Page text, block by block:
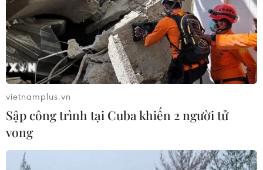
vietnamplus.vn
Sập công trình tại Cuba khiến 2 người tử
vong